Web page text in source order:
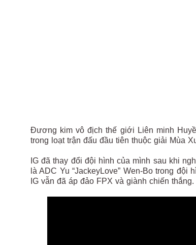
Đương kim vô địch thế giới Liên minh
trong loạt trận đấu đầu tiên thuộc giải Mùa
IG đã thay đổi đội hình của mình sau khi
là ADC Yu “JackeyLove” Wen-Bo trong
IG vẫn đã áp đảo FPX và giành chiến thắng.